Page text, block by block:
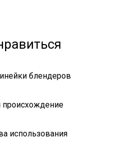
блендеров
использования